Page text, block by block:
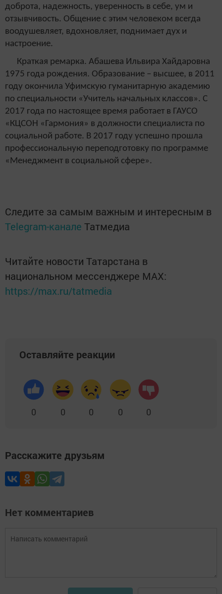
доброта, надежность, уверенность в себе, ум и
отзывчивость. Общение с этим человеком всегда
воодушевляет, вдохновляет, поднимает дух и
настроение.
Краткая ремарка. Абашева Ильвира Хайдаровна
1975 года рождения. Образование – высшее, в 2011
году окончила Уфимскую гуманитарную академию
по специальности «Учитель начальных классов». С
2017 года по настоящее время работает в ГАУСО
«КЦСОН «Гармония» в должности специалиста по
социальной работе. В 2017 году успешно прошла
профессиональную переподготовку по программе
«Менеджмент в социальной сфере».
Следите за самым важным и интересным в
Telegram-канале Татмедиа
Читайте новости Татарстана в
национальном мессенджере MАХ:
https://max.ru/tatmedia
Оставляйте реакции
0 0 0 0 0
Расскажите друзьям
Нет комментариев